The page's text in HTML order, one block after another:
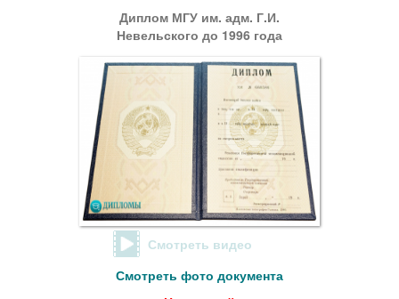
Диплом МГУ им. адм. Г.И.
Невельского до 1996 года
Смотреть видео
Смотреть фото документа